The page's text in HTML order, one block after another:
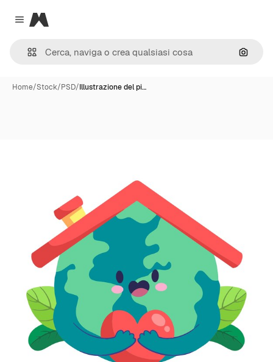
Close menu
Magnific
Cerca
Home/Stock/PSD/Illustrazione del pi…